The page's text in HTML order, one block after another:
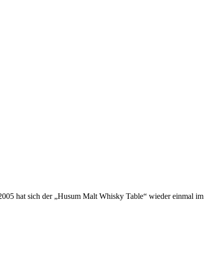
hat sich der „Husum Malt Whisky Table“ wieder einmal im